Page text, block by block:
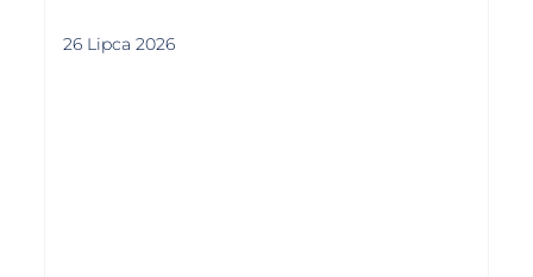
26 Lipca 2026